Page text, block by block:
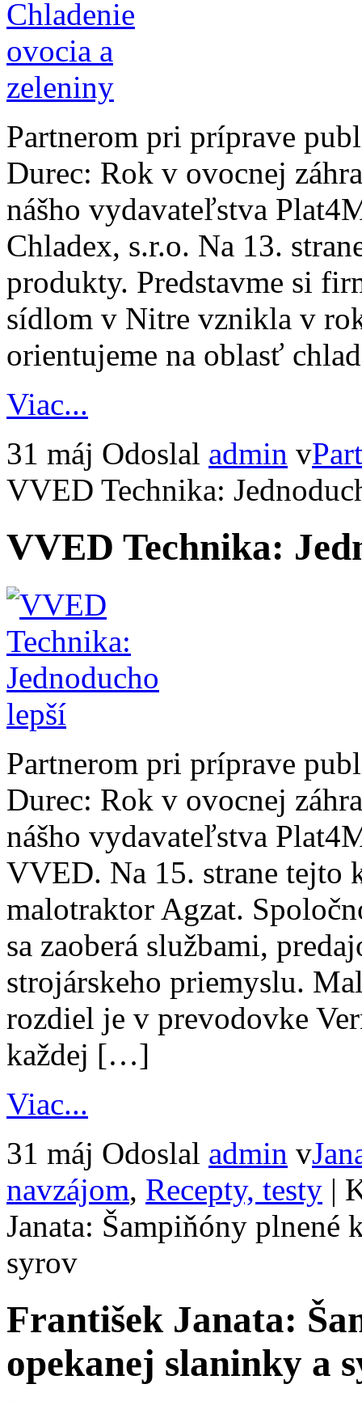
Partnerom pri príprave
Durec: Rok v ovocnej
nášho vydavateľstva
Chladex, s.r.o. Na 13.
produkty. Predstavme si
sídlom v Nitre vznikla v
orientujeme na oblasť
Viac...
31 máj Odoslal admin v
VVED Technika:
VVED Technika:
Partnerom pri príprave
Durec: Rok v ovocnej
nášho vydavateľstva
VVED. Na 15. strane tejto
malotraktor Agzat.
sa zaoberá službami,
strojárskeho priemyslu.
rozdiel je v prevodovke
každej […]
Viac...
31 máj Odoslal admin v
navzájom, Recepty, testy |
Janata: Šampiňóny plnené
syrov
František Janata:
opekanej slaninky a